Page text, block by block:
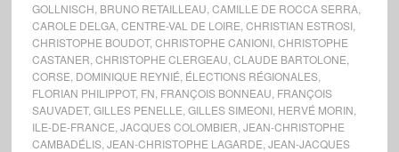
GOLLNISCH BRUNO RETAILLEAU CAMILLE DE ROCCA SERRA,
CAROLE DELGA, CENTRE-VAL DE LOIRE CHRISTIAN ESTROSI,
CHRISTOPHE BOUDOT, CHRISTOPHE CANIONI, CHRISTOPHE
CASTANER CHRISTOPHE CLERGEAU CLAUDE BARTOLONE
CORSE DOMINIQUE REYNIÉ ÉLECTIONS RÉGIONALES,
FLORIAN PHILIPPOT, FN FRANÇOIS BONNEAU FRANÇOIS
SAUVADET, GILLES PENELLE GILLES SIMEONI, HERVÉ MORIN
ILE-DE-FRANCE JACQUES COLOMBIER JEAN-CHRISTOPHE
CAMBADÉLIS, JEAN-CHRISTOPHE LAGARDE JEAN-JACQUES